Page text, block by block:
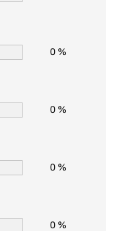
0 %
0 %
0 %
0 %